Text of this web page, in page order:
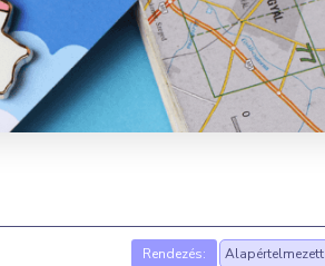
Rendezés: